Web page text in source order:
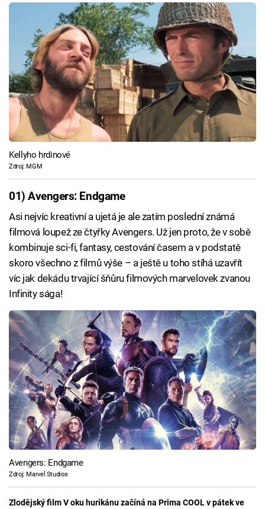
Kellyho hrdinové
Zdroj: MGM
01) Avengers: Endgame
Asi nejvíc kreativní a ujetá je ale zatím poslední známá
filmová loupež ze čtyřky Avengers. Už jen proto, že v sobě
kombinuje sci-fi, fantasy, cestování časem a v podstatě
skoro všechno z filmů výše – a ještě u toho stíhá uzavřít
víc jak dekádu trvající šňůru filmových marvelovek zvanou
Infinity sága!
Avengers: Endgame
Zdroj: Marvel Studios
Zlodějský film V oku hurikánu začíná na Prima COOL v pátek ve